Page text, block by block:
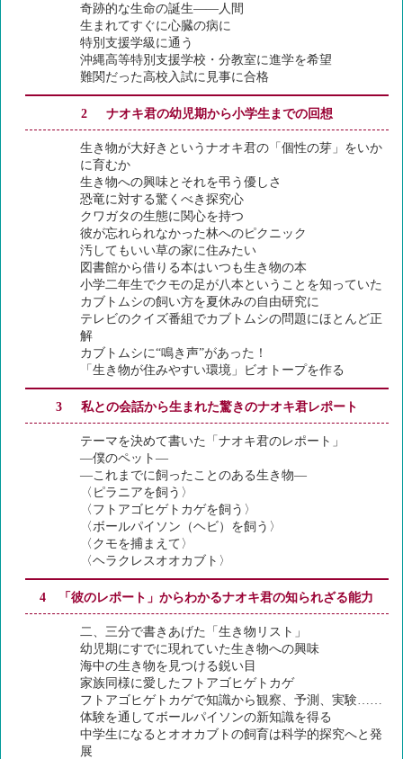
奇跡的な生命の誕生――人間
生まれてすぐに心臓の病に
特別支援学級に通う
沖縄高等特別支援学校・分教室に進学を希望
難関だった高校入試に見事に合格
2 ナオキ君の幼児期から小学生までの回想
生き物が大好きというナオキ君の「個性の芽」をいか
に育むか
生き物への興味とそれを弔う優しさ
恐竜に対する驚くべき探究心
クワガタの生態に関心を持つ
彼が忘れられなかった林へのピクニック
汚してもいい草の家に住みたい
図書館から借りる本はいつも生き物の本
小学二年生でクモの足が八本ということを知っていた
カブトムシの飼い方を夏休みの自由研究に
テレビのクイズ番組でカブトムシの問題にほとんど正
解
カブトムシに“鳴き声”があった！
「生き物が住みやすい環境」ビオトープを作る
3 私との会話から生まれた驚きのナオキ君レポート
テーマを決めて書いた「ナオキ君のレポート」
―僕のペット―
―これまでに飼ったことのある生き物―
〈ピラニアを飼う〉
〈フトアゴヒゲトカゲを飼う〉
〈ボールパイソン（ヘビ）を飼う〉
〈クモを捕まえて〉
〈ヘラクレスオオカブト〉
4 「彼のレポート」からわかるナオキ君の知られざる能力
二、三分で書きあげた「生き物リスト」
幼児期にすでに現れていた生き物への興味
海中の生き物を見つける鋭い目
家族同様に愛したフトアゴヒゲトカゲ
フトアゴヒゲトカゲで知識から観察、予測、実験……
体験を通してボールパイソンの新知識を得る
中学生になるとオオカブトの飼育は科学的探究へと発
展